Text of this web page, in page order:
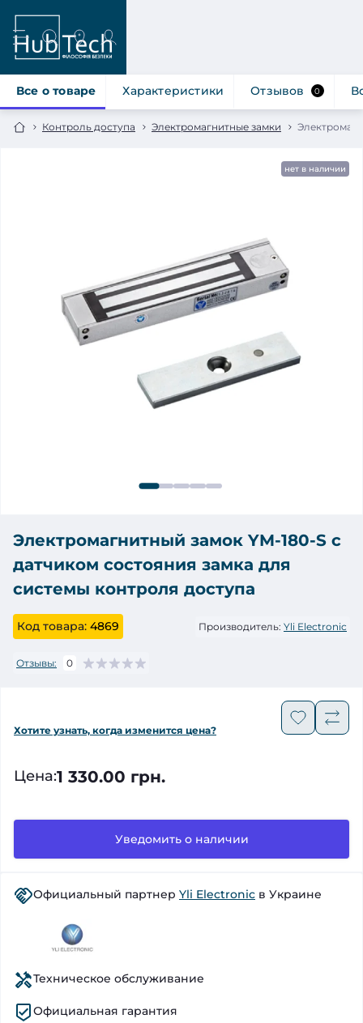
Контроль доступа Электромагнитные замки
Все о товаре Характеристики Отзывов 0
нет в наличии
Электромагнитный замок YM-180-S с
датчиком состояния замка для
системы контроля доступа
Код товара: 4869 Производитель: Yli Electronic
Отзывы: 0
Хотите узнать, когда изменится цена?
Цена:1 330.00 грн.
Уведомить о наличии
Официальный партнер Yli Electronic в Украине
Техническое обслуживание
Официальная гарантия